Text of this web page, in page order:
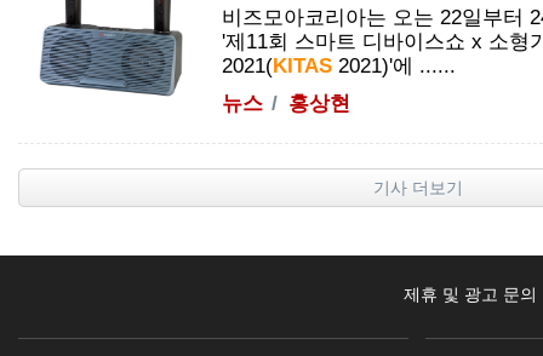
비즈모아코리아는 오는 22일부터
'제11회 스마트 디바이스쇼 x 소형
2021(KITAS2021)'에 ......
뉴스
홍상현
기사 더보기
제휴 및 광고 문의